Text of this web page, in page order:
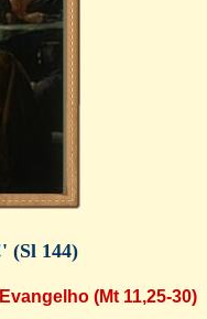
' (Sl 144)
(Mt 11,25-30)